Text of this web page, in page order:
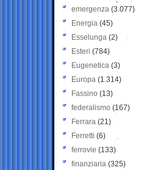
emergenza (3.077)
Energia (45)
Esselunga (2)
Esteri (784)
Eugenetica (3)
Europa (1.314)
Fassino (13)
federalismo (167)
Ferrara (21)
Ferretti (6)
ferrovie (133)
finanziaria (325)